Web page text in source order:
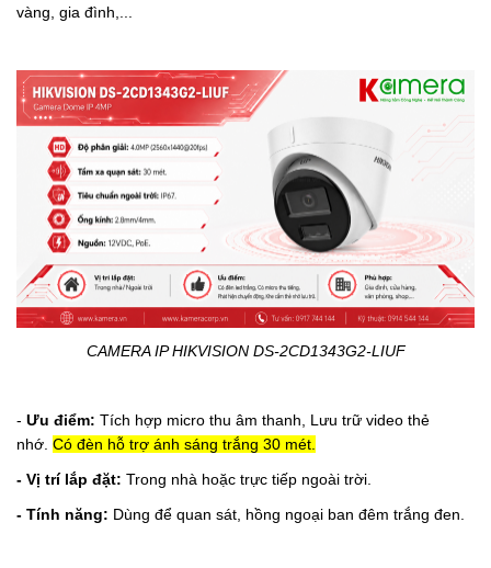
vàng, gia đình,...
CAMERA IP HIKVISION DS-2CD1343G2-LIUF
- Ưu điểm: Tích hợp micro thu âm thanh, Lưu trữ video thẻ
nhớ. Có đèn hỗ trợ ánh sáng trắng 30 mét.
- Vị trí lắp đặt: Trong nhà hoặc trực tiếp ngoài trời.
- Tính năng: Dùng để quan sát, hồng ngoại ban đêm trắng đen.